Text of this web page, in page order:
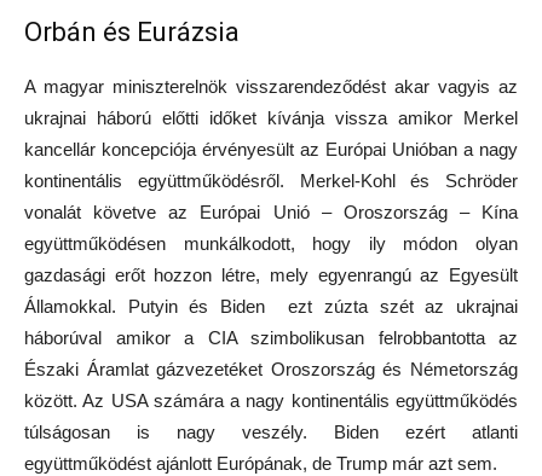
Orbán és Eurázsia
A magyar miniszterelnök visszarendeződést akar vagyis az
ukrajnai háború előtti időket kívánja vissza amikor Merkel
kancellár koncepciója érvényesült az Európai Unióban a nagy
kontinentális együttműködésről. Merkel-Kohl és Schröder
vonalát követve az Európai Unió – Oroszország – Kína
együttműködésen munkálkodott, hogy ily módon olyan
gazdasági erőt hozzon létre, mely egyenrangú az Egyesült
Államokkal. Putyin és Biden ezt zúzta szét az ukrajnai
háborúval amikor a CIA szimbolikusan felrobbantotta az
Északi Áramlat gázvezetéket Oroszország és Németország
között. Az USA számára a nagy kontinentális együttműködés
túlságosan is nagy veszély. Biden ezért atlanti
együttműködést ajánlott Európának, de Trump már azt sem.